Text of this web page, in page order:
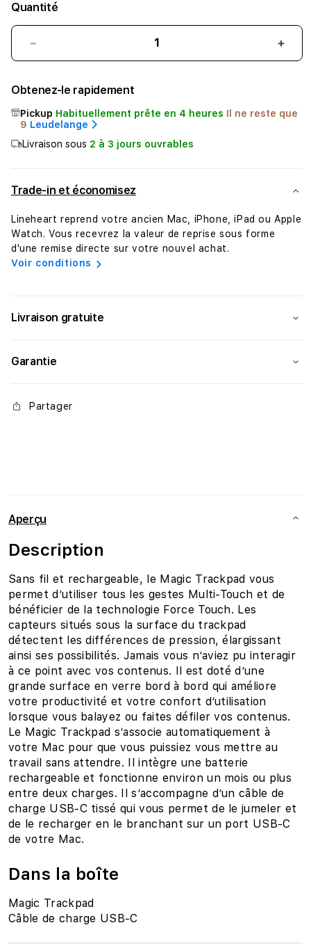
Quantité
Réduire
la
de
Magic
Trackpad
Surface
Blanc
la
Obtenez-le rapidement
Pickup Habituellement prête en 4 heures Il ne reste que
9 Leudelange
Livraison sous 2 à 3 jours ouvrables
Trade-in et économisez
Lineheart reprend votre ancien Mac, iPhone, iPad ou Apple
Watch. Vous recevrez la valeur de reprise sous forme
d'une remise directe sur votre nouvel achat.
Voir conditions
Livraison gratuite
Garantie
Partager
Aperçu
Description
Sans fil et rechargeable, le Magic Trackpad vous
permet d’utiliser tous les gestes Multi-Touch et de
bénéficier de la technologie Force Touch. Les
capteurs situés sous la surface du trackpad
détectent les différences de pression, élargissant
ainsi ses possibilités. Jamais vous n’aviez pu interagir
à ce point avec vos contenus. Il est doté d’une
grande surface en verre bord à bord qui améliore
votre productivité et votre confort d’utilisation
lorsque vous balayez ou faites défiler vos contenus.
Le Magic Trackpad s’associe automatiquement à
votre Mac pour que vous puissiez vous mettre au
travail sans attendre. Il intègre une batterie
rechargeable et fonctionne environ un mois ou plus
entre deux charges. Il s’accompagne d’un câble de
charge USB‑C tissé qui vous permet de le jumeler et
de le recharger en le branchant sur un port USB‑C
de votre Mac.
Dans la boîte
Magic Trackpad
Câble de charge USB‑C